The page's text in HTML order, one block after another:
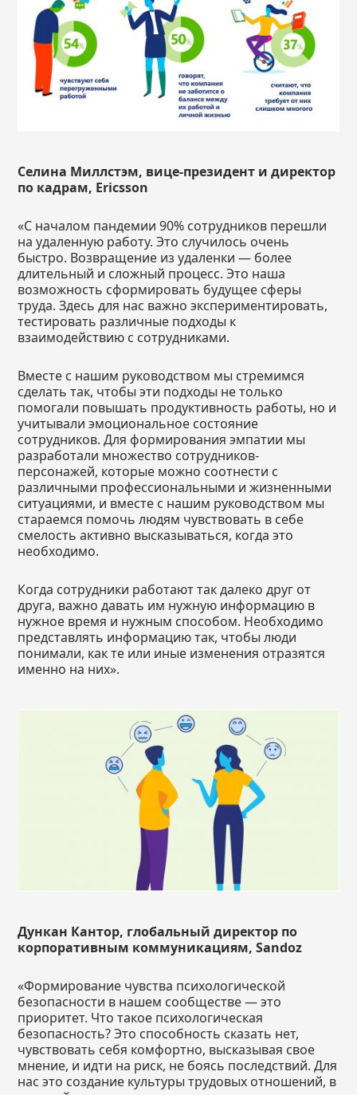
Селина Миллстэм, вице-президент и директор
по кадрам, Ericsson
«С началом пандемии 90% сотрудников перешли
на удаленную работу. Это случилось очень
быстро. Возвращение из удаленки — более
длительный и сложный процесс. Это наша
возможность сформировать будущее сферы
труда. Здесь для нас важно экспериментировать,
тестировать различные подходы к
взаимодействию с сотрудниками.
Вместе с нашим руководством мы стремимся
сделать так, чтобы эти подходы не только
помогали повышать продуктивность работы, но и
учитывали эмоциональное состояние
сотрудников. Для формирования эмпатии мы
разработали множество сотрудников-
персонажей, которые можно соотнести с
различными профессиональными и жизненными
ситуациями, и вместе с нашим руководством мы
стараемся помочь людям чувствовать в себе
смелость активно высказываться, когда это
необходимо.
Когда сотрудники работают так далеко друг от
друга, важно давать им нужную информацию в
нужное время и нужным способом. Необходимо
представлять информацию так, чтобы люди
понимали, как те или иные изменения отразятся
именно на них».
Дункан Кантор, глобальный директор по
корпоративным коммуникациям,Sandoz
«Формирование чувства психологической
безопасности в нашем сообществе — это
приоритет. Что такое психологическая
безопасность? Это способность сказать нет,
чувствовать себя комфортно, высказывая свое
мнение, и идти на риск, не боясь последствий. Для
нас это создание культуры трудовых отношений, в